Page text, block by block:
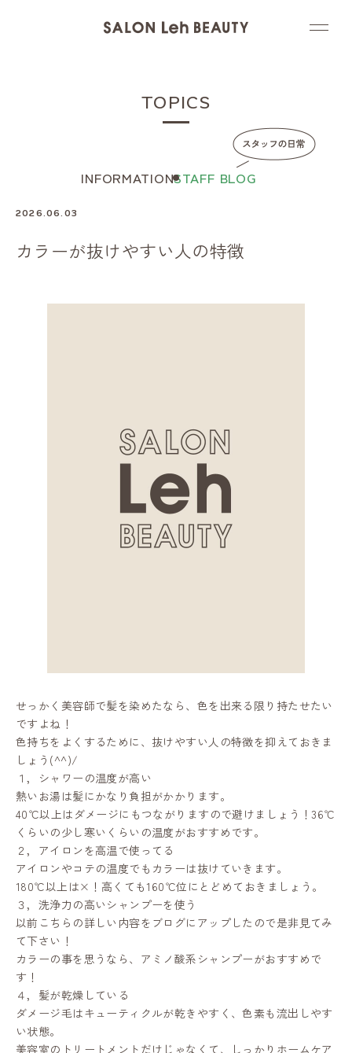
TOPICS
INFORMATIONSTAFF BLOG
2026.06.03
カラーが抜けやすい人の特徴
せっかく美容師で髪を染めたなら、色を出来る限り持たせたい
ですよね！
色持ちをよくするために、抜けやすい人の特徴を抑えておきま
しょう(^^)/
１，シャワーの温度が高い
熱いお湯は髪にかなり負担がかかります。
40℃以上はダメージにもつながりますので避けましょう！36℃
くらいの少し寒いくらいの温度がおすすめです。
２，アイロンを高温で使ってる
アイロンやコテの温度でもカラーは抜けていきます。
180℃以上は×！高くても160℃位にとどめておきましょう。
３，洗浄力の高いシャンプーを使う
以前こちらの詳しい内容をブログにアップしたので是非見てみ
て下さい！
カラーの事を思うなら、アミノ酸系シャンプーがおすすめで
す！
４，髪が乾燥している
ダメージ毛はキューティクルが乾きやすく、色素も流出しやす
い状態。
美容室のトリートメントだけじゃなくて、しっかりホームケア